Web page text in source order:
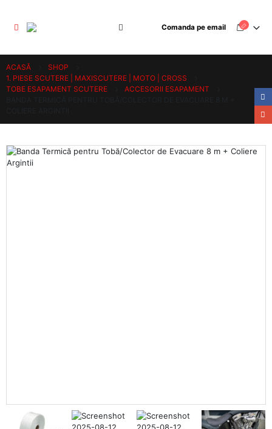
Comanda pe email
ACASĂ
SHOP
1. PIESE SCUTERE | MAXISCUTERE | MOTO | CROSS
TOBE ESAPAMENT SCUTERE
ACCESORII ESAPAMENT